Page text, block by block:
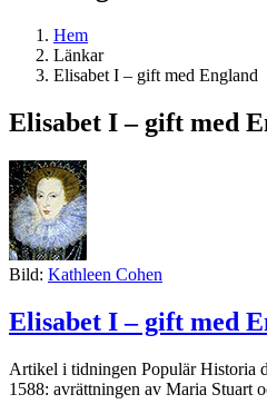
Hem
Länkar
Elisabet I – gift med England
Elisabet I – gift med
Bild: Kathleen Cohen
Elisabet I – gift med
Artikel i tidningen Populär Historia
1588: avrättningen av Maria Stuart